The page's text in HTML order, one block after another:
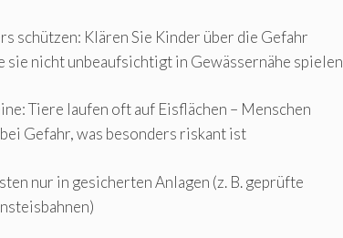
schützen: Klären Sie Kinder über die Gefahr
sie nicht unbeaufsichtigt in Gewässernähe spielen
Tiere laufen oft auf Eisflächen – Menschen
Gefahr, was besonders riskant ist
nur in gesicherten Anlagen (z. B. geprüfte